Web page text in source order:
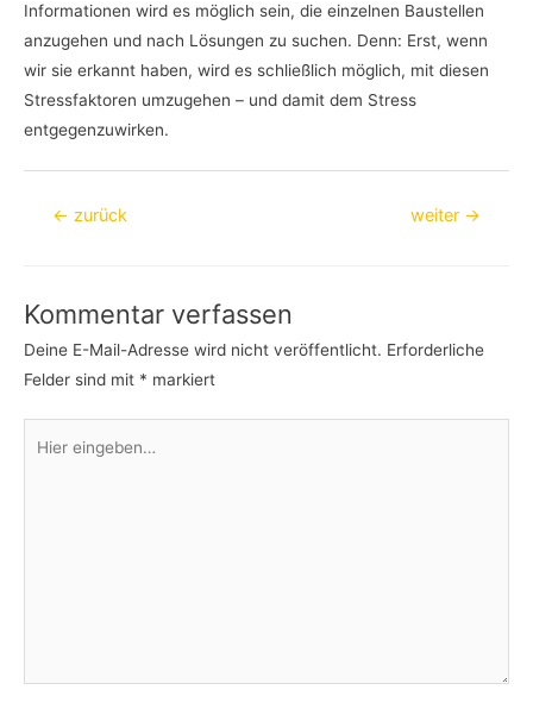
Informationen wird es möglich sein, die einzelnen Baustellen
anzugehen und nach Lösungen zu suchen. Denn: Erst, wenn
wir sie erkannt haben, wird es schließlich möglich, mit diesen
Stressfaktoren umzugehen – und damit dem Stress
entgegenzuwirken.
Beitragsnavigation
← zurück weiter →
Kommentar verfassen
Deine E-Mail-Adresse wird nicht veröffentlicht. Erforderliche
Felder sind mit * markiert
eingeben…